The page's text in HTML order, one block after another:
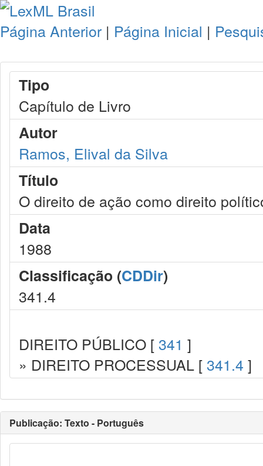
Página Anterior | Página Inicial |
Tipo
Capítulo de Livro
Autor
Ramos, Elival da Silva
Título
O direito de ação como direito
Data
1988
Classificação (CDDir)
341.4
DIREITO PÚBLICO [ 341 ]
» DIREITO PROCESSUAL [ 341.4 ]
Publicação: Texto - Português